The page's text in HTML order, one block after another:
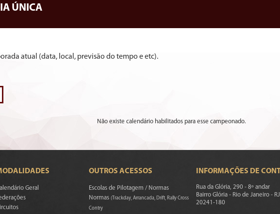
ÚNICA
atual (data, local, previsão do tempo e etc).
Não existe calendário habilitados para esse campeonado.
Geral
OUTROS ACESSOS
Escolas de Pilotagem / Normas
Normas(Trackday, Arrancada, Drift, Rally Cross
Contry
INFORMAÇÕES DE
Rua da Glória, 290 - 8º andar
Bairro Glória - Rio de Janeiro - RJ
20241-180